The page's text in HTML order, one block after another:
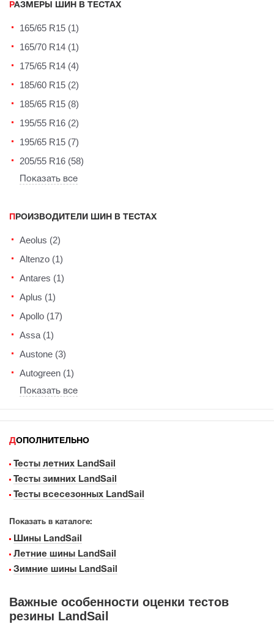
РАЗМЕРЫ ШИН В ТЕСТАХ
165/65 R15 (1)
165/70 R14 (1)
175/65 R14 (4)
185/60 R15 (2)
185/65 R15 (8)
195/55 R16 (2)
195/65 R15 (7)
205/55 R16 (58)
Показать все
ПРОИЗВОДИТЕЛИ ШИН В ТЕСТАХ
Aeolus (2)
Altenzo (1)
Antares (1)
Aplus (1)
Apollo (17)
Assa (1)
Austone (3)
Autogreen (1)
Показать все
ДОПОЛНИТЕЛЬНО
Тесты летних LandSail
Тесты зимних LandSail
Тесты всесезонных LandSail
Показать в каталоге:
Шины LandSail
Летние шины LandSail
Зимние шины LandSail
Важные особенности оценки тестов
резины LandSail